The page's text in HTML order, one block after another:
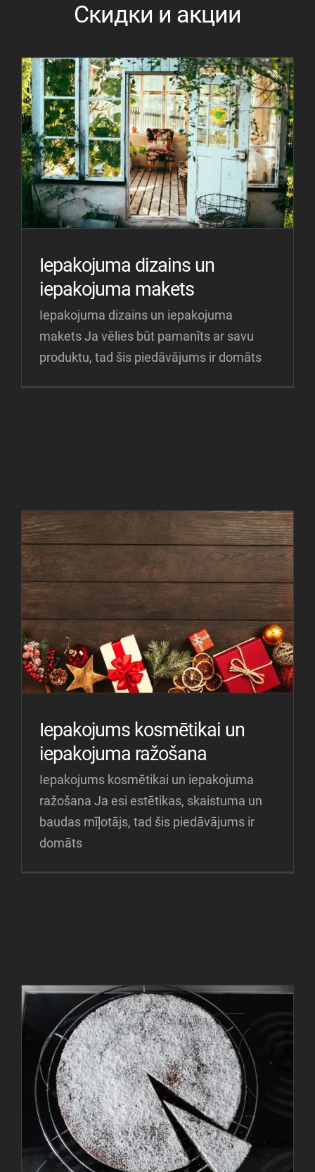
Скидки и акции
Iepakojuma dizains un
iepakojuma makets
Iepakojuma dizains un iepakojuma
makets Ja vēlies būt pamanīts ar savu
produktu, tad šis piedāvājums ir domāts
Iepakojums kosmētikai un
iepakojuma ražošana
Iepakojums kosmētikai un iepakojuma
ražošana Ja esi estētikas, skaistuma un
baudas mīļotājs, tad šis piedāvājums ir
domāts